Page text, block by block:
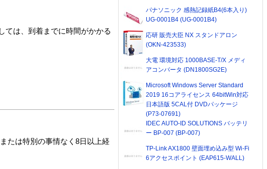
ては、到着までに時間がかかる
たは特別の事情なく8日以上経
パナソニック 感熱記録紙B4(6本入り)
UG-0001B4 (UG-0001B4)
応研 販売大臣 NX スタンドアロン
(OKN-423533)
大電 環境対応 1000BASE-T/X メディ
アコンバータ (DN1800SG2E)
Microsoft Windows Server Standard
2019 16コアライセンス 64bitWin対応
日本語版 5CAL付 DVDパッケージ
(P73-07691)
IDEC AUTO-ID SOLUTIONS バッテリ
ー BP-007 (BP-007)
TP-Link AX1800 壁面埋め込み型 Wi-Fi
6アクセスポイント (EAP615-WALL)